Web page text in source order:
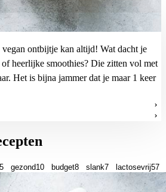
ontbijtje kan altijd! Wat dacht je
heerlijke smoothies? Die zitten vol met
Het is bijna jammer dat je maar 1 keer
gezond10 budget8 slank7 lactosevrij57